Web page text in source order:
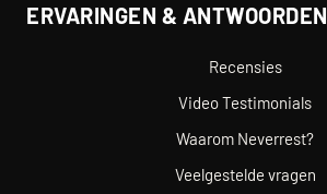
ERVARINGEN & ANTWOORDEN
Recensies
Video Testimonials
Waarom Neverrest?
Veelgestelde vragen